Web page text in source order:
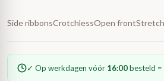
Side ribbonsCrotchlessOpen
✓ Op werkdagen vóór 16:00besteld =